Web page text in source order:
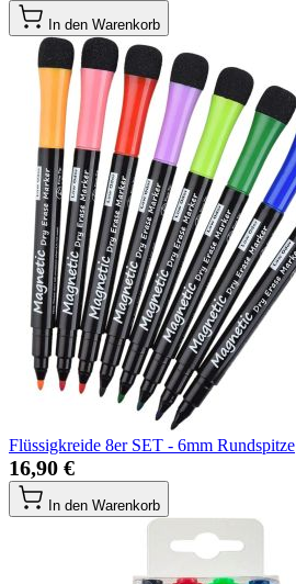
In den Warenkorb
Flüssigkreide 8er SET - 6mm Rundspitze
16,90 €
In den Warenkorb